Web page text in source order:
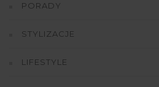
PORADY
STYLIZACJE
LIFESTYLE